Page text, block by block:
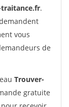
.
vous
de
Trouver-
gratuite